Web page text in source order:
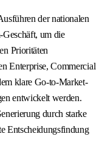
der nationalen
um die
Prioritäten
Enterprise, Commercial
klare Go-to-Market-
entwickelt werden.
durch starke
Entscheidungsfindung